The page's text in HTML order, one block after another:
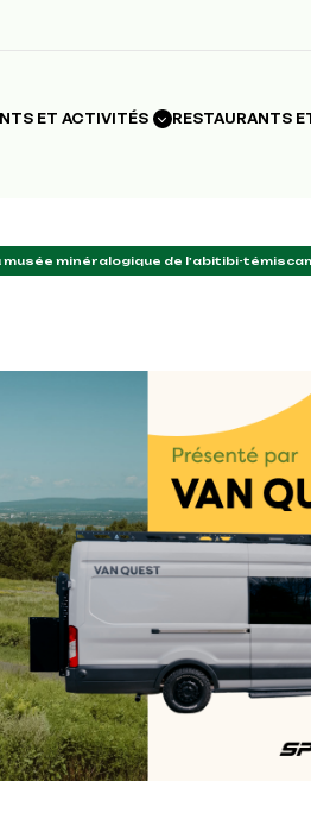
ET ACTIVITÉS RESTAURANTS
musée minéralogique de l’abitibi-